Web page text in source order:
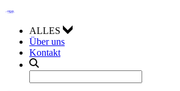
ALLES
Über uns
Kontakt